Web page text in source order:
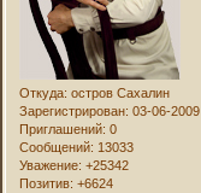
Откуда: остров Сахалин
Зарегистрирован: 03-06-2009
Приглашений: 0
Сообщений: 13033
Уважение: +25342
Позитив: +6624